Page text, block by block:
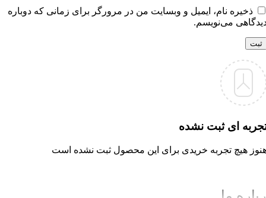
ذخیره نام، ایمیل و وبسایت من در مرورگر برای زمانی که دوباره
می‌نویسم.
ای ثبت نشده
هیچ تجربه خریدی برای این محصول ثبت نشده است